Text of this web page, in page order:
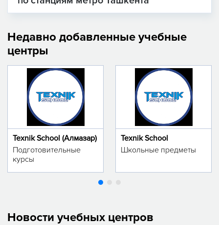
Недавно добавленные учебные
центры
Texnik School (Алмазар)
Подготовительные
курсы
Texnik School
Школьные предметы
Новости учебных центров